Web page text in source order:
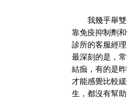
我幾乎舉雙
靠免疫抑制劑
診所的客服經
最深刻的是，
結痂，有的是
才能感覺比較
生，都沒有幫